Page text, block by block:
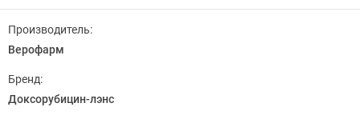
Производитель:
Верофарм
Бренд:
Доксорубицин-лэнс